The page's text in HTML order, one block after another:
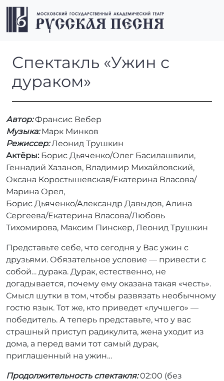
Перейти к содержимому
Перейти к футеру
Спектакль «Ужин с
Спектакль «Ужин с
дураком»
Автор:Франсис Вебер
Музыка:Марк Минков
Режиссер:Леонид Трушкин
Актёры:Борис Дьяченко/Олег Басилашвили,
Геннадий Хазанов, Владимир Михайловский,
Оксана Коростышевская/Екатерина Власова/
Марина Орел,
Борис Дьяченко/Александр Давыдов, Алина
Сергеева/Екатерина Власова/Любовь
Тихомирова, Максим Пинскер, Леонид Трушкин
Представьте себе, что сегодня у Вас ужин с
друзьями. Обязательное условие — привести с
собой… дурака. Дурак, естественно, не
догадывается, почему ему оказана такая «честь».
Смысл шутки в том, чтобы развязать необычному
гостю язык. Тот же, кто приведет «лучшего» —
победитель. А теперь представьте, что у вас
страшный приступ радикулита, жена уходит из
дома, а перед вами тот самый дурак,
приглашенный на ужин…
Продолжительность спектакля:02:00 (без